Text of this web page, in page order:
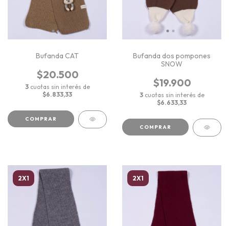
Bufanda CAT
$20.500
3 cuotas sin interés de
$6.833,33
COMPRAR
Bufanda dos pompones
SNOW
$19.900
3 cuotas sin interés de
$6.633,33
COMPRAR
2X1 2X1